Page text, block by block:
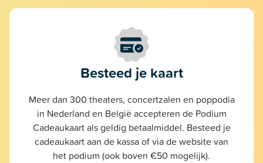
Besteed je kaart
Meer dan 300 theaters, concertzalen en poppodia
in Nederland en België accepteren de Podium
Cadeaukaart als geldig betaalmiddel. Besteed je
cadeaukaart aan de kassa of via de website van
het podium (ook boven €50 mogelijk).